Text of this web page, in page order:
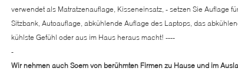
verwendet als Matratzenauflage, Kisseneinsatz, - setzen Sie Auflage
Sitzbank, Autoauflage, abkühlende Auflage des Laptops, das
kühlste Gefühl oder aus im Haus heraus macht! ----
-
Wir nehmen auch Soem von berühmten Firmen zu Hause und im